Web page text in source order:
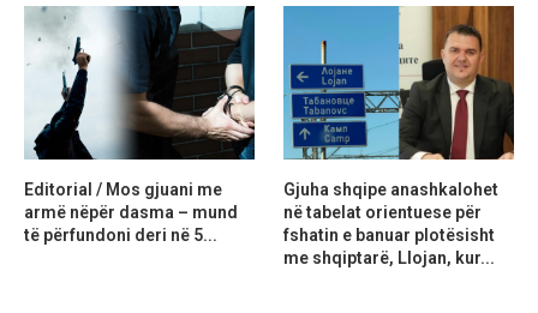
Editorial / Mos gjuani me
armë nëpër dasma – mund
të përfundoni deri në 5...
Gjuha shqipe anashkalohet
në tabelat orientuese për
fshatin e banuar plotësisht
me shqiptarë, Llojan, kur...